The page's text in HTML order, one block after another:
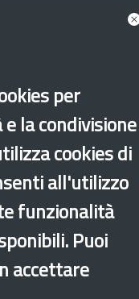
all news associated
per
la condivisione
cookies di
all'utilizzo
funzionalità
Puoi
accettare